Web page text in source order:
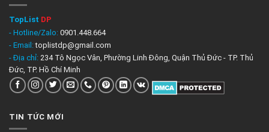
TopList DP
- Hotline/Zalo: 0901.448.664
- Email:toplistdp@gmail.com
- Địa chỉ: 234 Tô Ngọc Vân, Phường Linh Đông, Quận Thủ Đức - TP. Thủ
Đức, TP. Hồ Chí Minh
TIN TỨC MỚI